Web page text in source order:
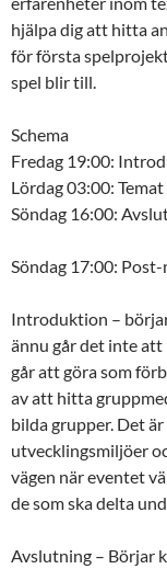
hjälpa dig att hitta
för första
spel blir till.
Schema
Fredag 19:00:
Lördag 03:00:
Söndag 16:00:
Söndag 17:00:
Introduktion –
ännu går det inte att
går att göra som
av att hitta
bilda grupper. Det
utvecklingsmiljöer
vägen när eventet
de som ska delta
Avslutning – Börjar